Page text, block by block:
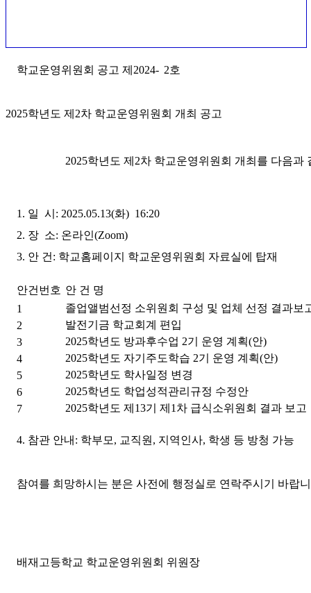
학교운영위원회 공고 제2024- 2호
2025학년도 제2차 학교운영위원회 개최 공고
2025학년도 제2차 학교운영위원회 개최를 다음과
1. 일 시: 2025.05.13(화) 16:20
2. 장 소: 온라인(Zoom)
3. 안 건: 학교홈페이지 학교운영위원회 자료실에 탑재
안건번호 안 건 명
1
졸업앨범선정 소위원회 구성 및 업체 선정 결과보
2
발전기금 학교회계 편입
3
2025학년도 방과후수업 2기 운영 계획(안)
4
2025학년도 자기주도학습 2기 운영 계획(안)
5
2025학년도 학사일정 변경
6
2025학년도 학업성적관리규정 수정안
7
2025학년도 제13기 제1차 급식소위원회 결과 보고
4. 참관 안내: 학부모, 교직원, 지역인사, 학생 등 방청 가능
참여를 희망하시는 분은 사전에 행정실로 연락주시기 바랍니
배재고등학교 학교운영위원회 위원장